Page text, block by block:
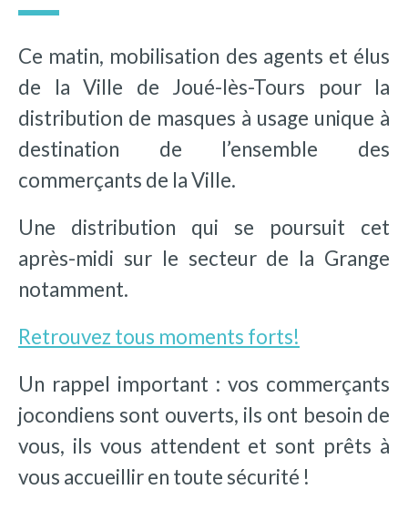
Ce matin, mobilisation des agents et élus
de la Ville de Joué-lès-Tours pour la
distribution de masques à usage unique à
destination de l’ensemble des
commerçants de la Ville.
Une distribution qui se poursuit cet
après-midi sur le secteur de la Grange
notamment.
Retrouvez tous moments forts!
Un rappel important : vos commerçants
jocondiens sont ouverts, ils ont besoin de
vous, ils vous attendent et sont prêts à
vous accueillir en toute sécurité !